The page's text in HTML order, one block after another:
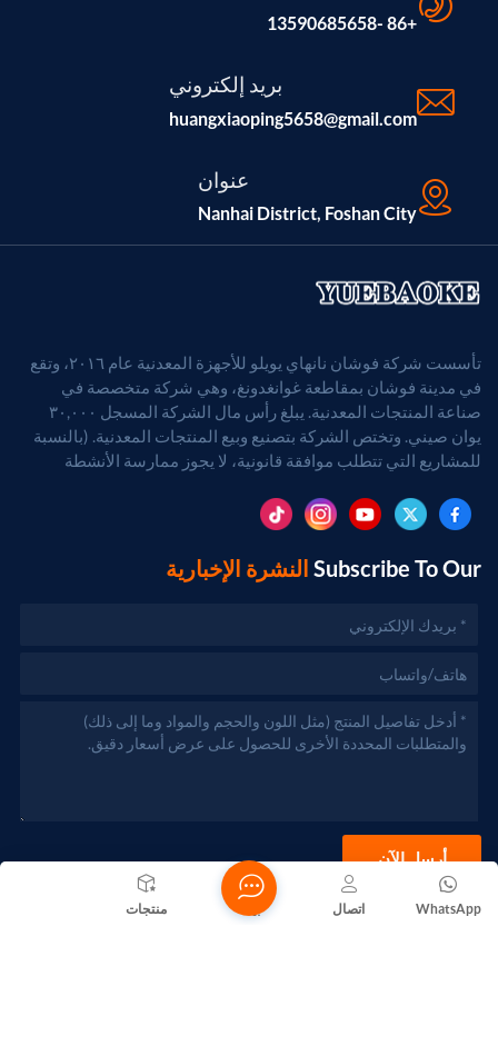
+86 -13590685658
بريد إلكتروني
huangxiaoping5658@gmail.com
عنوان
Nanhai District, Foshan City
تأسست شركة فوشان نانهاي يويلو للأجهزة المعدنية عام ٢٠١٦، وتقع
في مدينة فوشان بمقاطعة غوانغدونغ، وهي شركة متخصصة في
صناعة المنتجات المعدنية. يبلغ رأس مال الشركة المسجل ٣٠,٠٠٠
يوان صيني. وتختص الشركة بتصنيع وبيع المنتجات المعدنية. (بالنسبة
للمشاريع التي تتطلب موافقة قانونية، لا يجوز ممارسة الأنشطة
Subscribe To Our النشرة الإخبارية
أرسل الآن
منتجات WhatsApp اتصال